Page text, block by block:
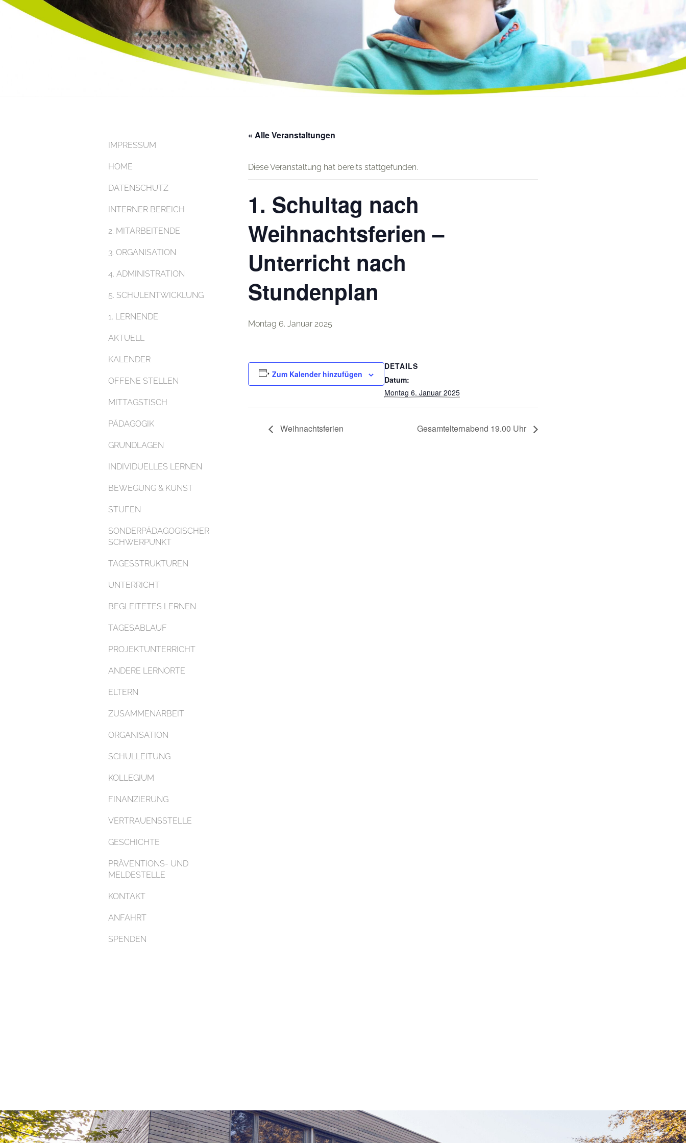
IMPRESSUM
HOME
DATENSCHUTZ
INTERNER BEREICH
2. MITARBEITENDE
3. ORGANISATION
4. ADMINISTRATION
5. SCHULENTWICKLUNG
1. LERNENDE
AKTUELL
KALENDER
OFFENE STELLEN
MITTAGSTISCH
PÄDAGOGIK
GRUNDLAGEN
INDIVIDUELLES LERNEN
BEWEGUNG & KUNST
STUFEN
SONDERPÄDAGOGISCHER
SCHWERPUNKT
TAGESSTRUKTUREN
UNTERRICHT
BEGLEITETES LERNEN
TAGESABLAUF
PROJEKTUNTERRICHT
ANDERE LERNORTE
ELTERN
ZUSAMMENARBEIT
ORGANISATION
SCHULLEITUNG
KOLLEGIUM
FINANZIERUNG
VERTRAUENSSTELLE
GESCHICHTE
PRÄVENTIONS- UND
MELDESTELLE
KONTAKT
ANFAHRT
SPENDEN
« Alle Veranstaltungen
Diese Veranstaltung hat bereits stattgefunden.
1. Schultag nach
Weihnachtsferien –
Unterricht nach
Stundenplan
Montag 6. Januar 2025
Zum Kalender hinzufügen
DETAILS
Datum:
Montag 6. Januar 2025
Weihnachtsferien Gesamtelternabend 19.00 Uhr